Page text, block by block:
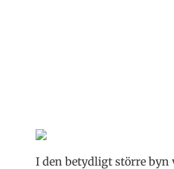
I den betydligt större